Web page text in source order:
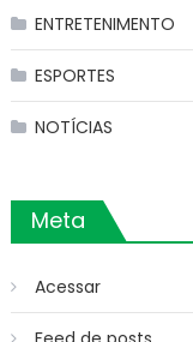
ENTRETENIMENTO
ESPORTES
NOTÍCIAS
Meta
Acessar